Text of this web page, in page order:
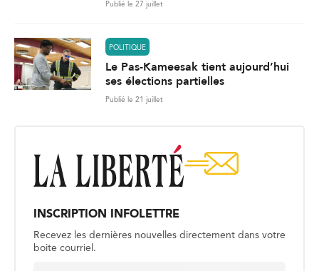
Publié le 27 juillet
POLITIQUE
Le Pas-Kameesak tient aujourd’hui
ses élections partielles
Publié le 21 juillet
INSCRIPTION INFOLETTRE
Recevez les dernières nouvelles directement dans votre
boite courriel.